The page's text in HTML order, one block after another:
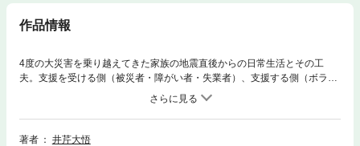
作品情報
4度の大災害を乗り越えてきた家族の地震直後からの日常生活とその工
夫。支援を受ける側（被災者・障がい者・失業者）、支援する側（ボラン
ティア・支援員）の両面から今回の地震を見つめています。家族は東日本
震災でも被災し、特別避難区域のため、一時期阿蘇に移住していました。
著者
井芹大悟